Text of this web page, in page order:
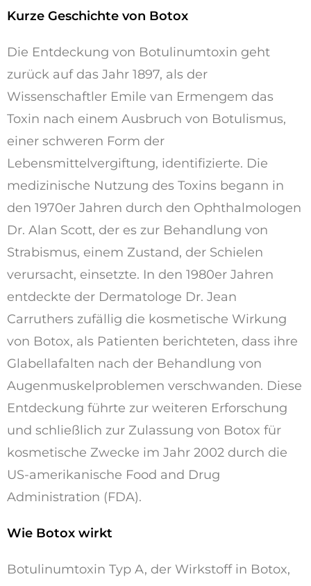
Kurze Geschichte von Botox
Die Entdeckung von Botulinumtoxin geht
zurück auf das Jahr 1897, als der
Wissenschaftler Emile van Ermengem das
Toxin nach einem Ausbruch von Botulismus,
einer schweren Form der
Lebensmittelvergiftung, identifizierte. Die
medizinische Nutzung des Toxins begann in
den 1970er Jahren durch den Ophthalmologen
Dr. Alan Scott, der es zur Behandlung von
Strabismus, einem Zustand, der Schielen
verursacht, einsetzte. In den 1980er Jahren
entdeckte der Dermatologe Dr. Jean
Carruthers zufällig die kosmetische Wirkung
von Botox, als Patienten berichteten, dass ihre
Glabellafalten nach der Behandlung von
Augenmuskelproblemen verschwanden. Diese
Entdeckung führte zur weiteren Erforschung
und schließlich zur Zulassung von Botox für
kosmetische Zwecke im Jahr 2002 durch die
US-amerikanische Food and Drug
Administration (FDA).
Wie Botox wirkt
Botulinumtoxin Typ A, der Wirkstoff in Botox,